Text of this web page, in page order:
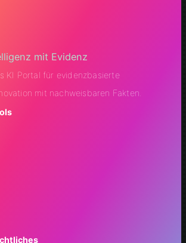
mit Evidenz
KI Portal für evidenzbasierte
mit nachweisbaren Fakten.